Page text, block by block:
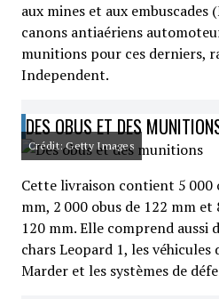
aux mines et aux embuscades
canons antiaériens
munitions pour ces derniers,
Independent.
DES OBUS ET DES
Crédit: Getty Images
Cette livraison contient 5 000
mm, 2 000 obus de 122 mm
120 mm. Elle comprend aussi
chars Leopard 1, les
Marder et les systèmes de